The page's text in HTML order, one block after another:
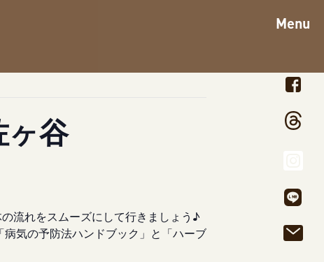
Menu
谷
流れをスムーズにして行きましょう♪
気の予防法ハンドブック」と「ハーブ